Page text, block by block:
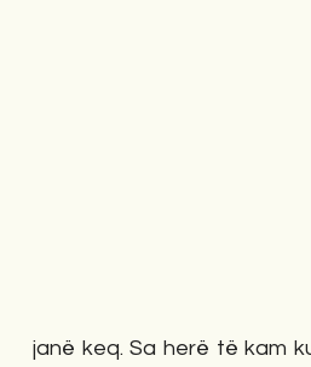
janë keq. Sa herë të kam